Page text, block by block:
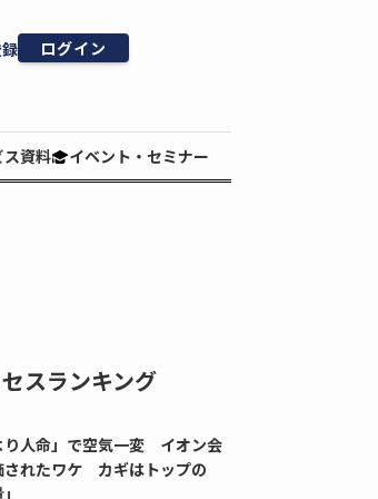
ログイン
資料 イベント・セミナー
スランキング
り人命」で空気一変 イオン会
されたワケ カギはトップの